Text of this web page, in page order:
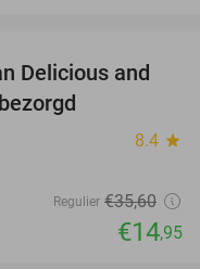
58%
Delicious and
8.4 star
Regulier €35,60
€14,95